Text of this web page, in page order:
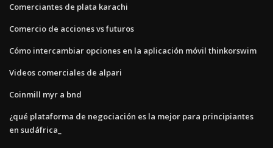
Comerciantes de plata karachi
Comercio de acciones vs futuros
Cómo intercambiar opciones en la aplicación móvil thinkorswim
Videos comerciales de alpari
Coinmill myr a bnd
¿qué plataforma de negociación es la mejor para principiantes
en sudáfrica_